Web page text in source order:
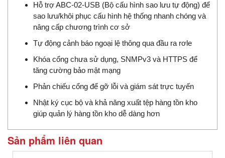
Hỗ trợ ABC-02-USB (Bộ cấu hình sao lưu tự động) để
sao lưu/khôi phục cấu hình hệ thống nhanh chóng và
nâng cấp chương trình cơ sở
Tự động cảnh báo ngoại lệ thông qua đầu ra rơle
Khóa cổng chưa sử dụng, SNMPv3 và HTTPS để
tăng cường bảo mật mạng
Phản chiếu cổng để gỡ lỗi và giám sát trực tuyến
Nhật ký cục bộ và khả năng xuất tệp hàng tồn kho
giúp quản lý hàng tồn kho dễ dàng hơn
Sản phẩm liên quan